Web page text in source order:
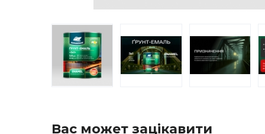
Вас может зацікавити